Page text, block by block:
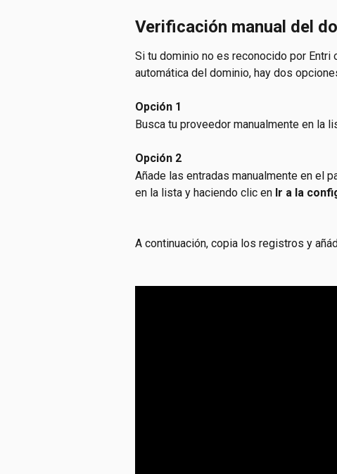
Verificación manual del
Si tu dominio no es reconocido por
automática del dominio, hay dos
Opción 1
Busca tu proveedor manualmente en la
Opción 2
Añade las entradas manualmente en el
en la lista y haciendo clic en Ir a la
A continuación, copia los registros y